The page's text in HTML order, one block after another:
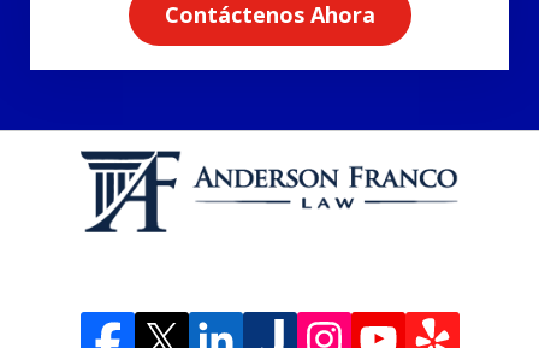
Contáctenos Ahora